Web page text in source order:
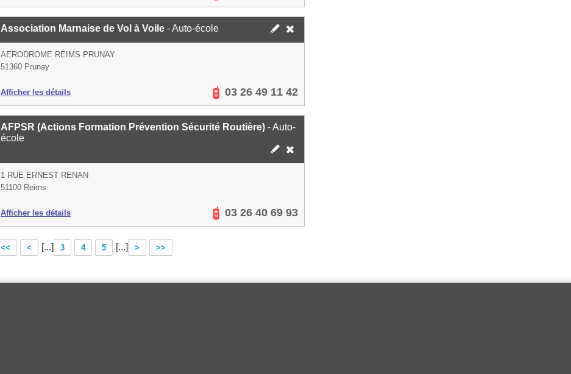
Association Marnaise de Vol à Voile - Auto-école
AERODROME REIMS PRUNAY
51360 Prunay
Afficher les détails 03 26 49 11 42
AFPSR (Actions Formation Prévention Sécurité Routière) - Auto-
école
1 RUE ERNEST RENAN
51100 Reims
Afficher les détails 03 26 40 69 93
<< < [...] 3 4 5 [...] > >>